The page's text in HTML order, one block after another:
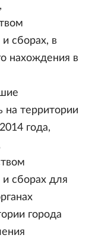
сборах, в
нахождения в
на территории
года,
сборах для
города